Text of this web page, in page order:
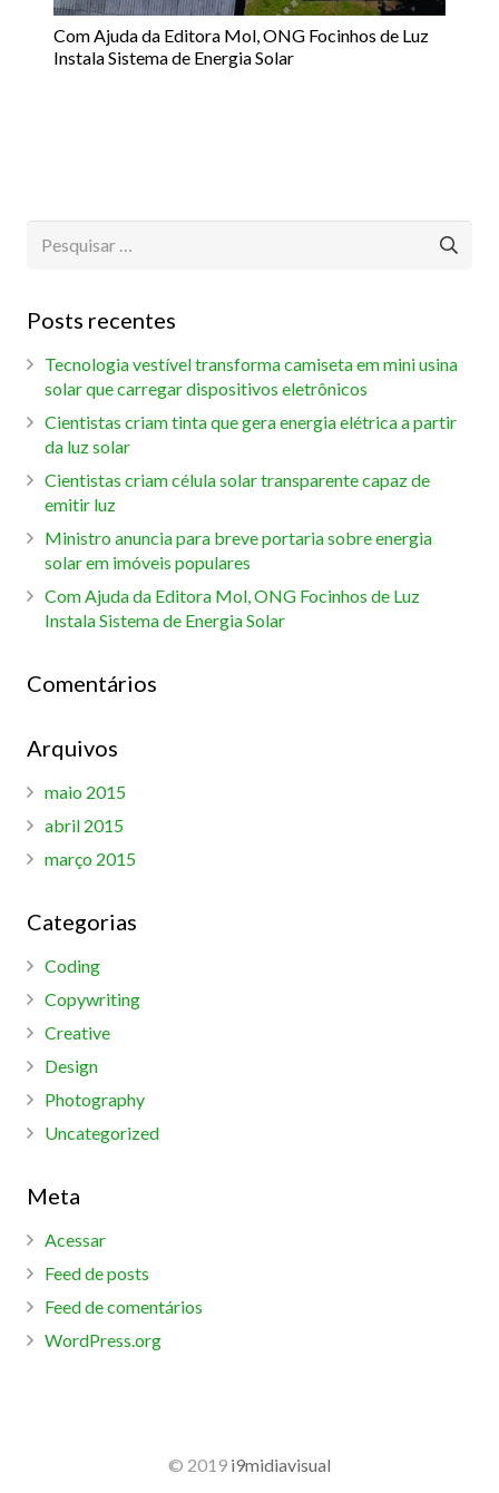
Com Ajuda da Editora Mol, ONG Focinhos de Luz
Instala Sistema de Energia Solar
Posts recentes
Tecnologia vestível transforma camiseta em mini usina
solar que carregar dispositivos eletrônicos
Cientistas criam tinta que gera energia elétrica a partir
da luz solar
Cientistas criam célula solar transparente capaz de
emitir luz
Ministro anuncia para breve portaria sobre energia
solar em imóveis populares
Com Ajuda da Editora Mol, ONG Focinhos de Luz
Instala Sistema de Energia Solar
Comentários
Arquivos
maio 2015
abril 2015
março 2015
Categorias
Coding
Copywriting
Creative
Design
Photography
Uncategorized
Meta
Acessar
Feed de posts
Feed de comentários
WordPress.org
© 2019 i9midiavisual